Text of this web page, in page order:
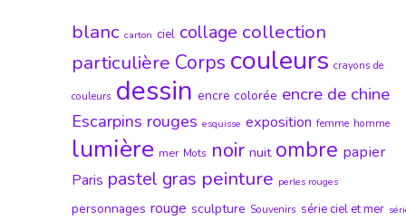
blanc carton ciel collage collection
particulière Corps couleurs crayons de
couleurs dessin encre colorée encre de chine
Escarpins rouges esquisse exposition femme homme
lumière mer Mots noir nuit ombre papier
Paris pastel gras peinture perles rouges
personnages rouge sculpture Souvenirs série ciel et mer